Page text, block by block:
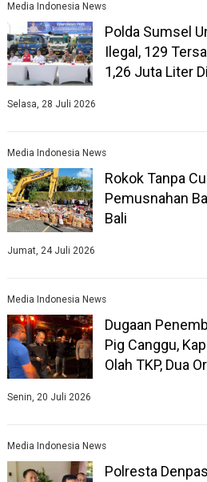
Media Indonesia News
Polda Sumsel
Ilegal, 129
1,26 Juta Liter
Selasa, 28 Juli 2026
Media Indonesia News
Rokok Tanpa
Pemusnahan
Bali
Jumat, 24 Juli 2026
Media Indonesia News
Dugaan
Pig Canggu,
Olah TKP, Dua
Senin, 20 Juli 2026
Media Indonesia News
Polresta